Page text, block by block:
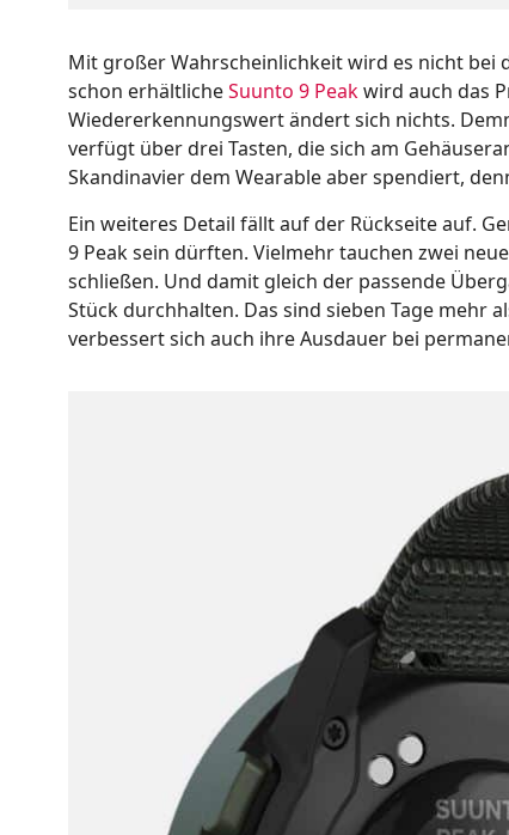
Mit großer Wahrscheinlichkeit wird es nicht bei
schon erhältlicheSuunto 9 Peakwird auch das
Wiedererkennungswert ändert sich nichts.
verfügt über drei Tasten, die sich am
Skandinavier dem Wearable aber spendiert,
Ein weiteres Detail fällt auf der Rückseite auf.
9 Peak sein dürften. Vielmehr tauchen zwei
schließen. Und damit gleich der passende
Stück durchhalten. Das sind sieben Tage mehr
verbessert sich auch ihre Ausdauer bei